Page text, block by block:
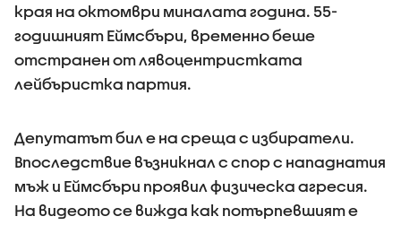
края на октомври миналата година. 55-
годишният Еймсбъри, временно беше
отстранен от лявоцентристката
лейбъристка партия.
Депутатът бил е на среща с избиратели.
Впоследствие възникнал с спор с нападнатия
мъж и Еймсбъри проявил физическа агресия.
На видеото се вижда как потърпевшият е